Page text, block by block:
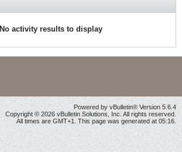
No activity results to display
Powered by vBulletin® Version 5.6.4
Copyright © 2026 vBulletin Solutions, Inc. All rights reserved.
All times are GMT+1. This page was generated at 05:16.